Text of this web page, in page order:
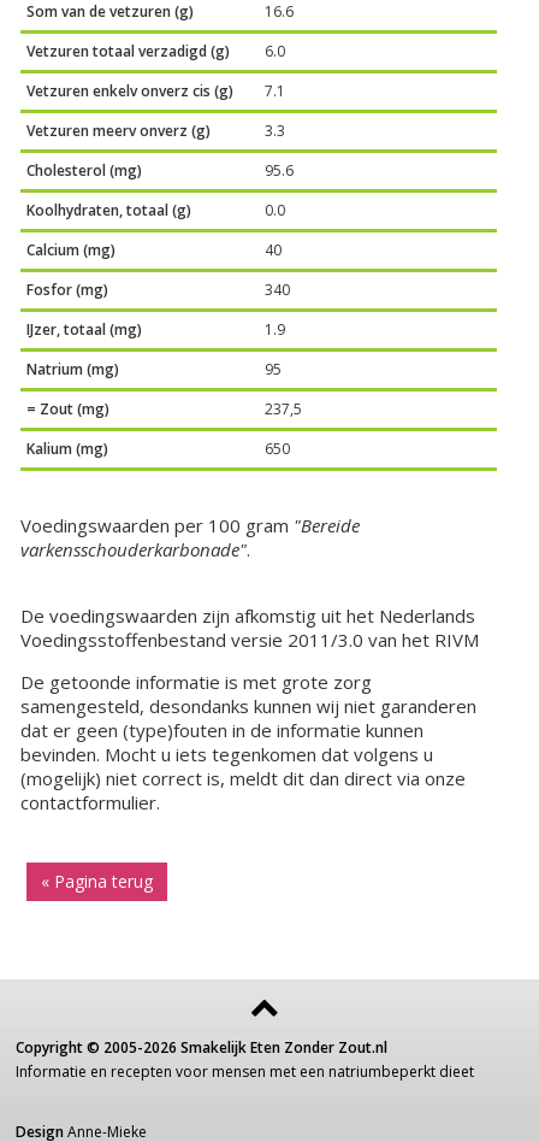
Som van de vetzuren (g)
16.6
Vetzuren totaal verzadigd (g)
6.0
Vetzuren enkelv onverz cis (g)
7.1
Vetzuren meerv onverz (g)
3.3
Cholesterol (mg)
95.6
Koolhydraten, totaal (g)
0.0
Calcium (mg)
40
Fosfor (mg)
340
IJzer, totaal (mg)
1.9
Natrium (mg)
95
= Zout (mg)
237,5
Kalium (mg)
650
Voedingswaarden per 100 gram "Bereide
varkensschouderkarbonade".
De voedingswaarden zijn afkomstig uit het Nederlands
Voedingsstoffenbestand versie 2011/3.0 van het RIVM
De getoonde informatie is met grote zorg
samengesteld, desondanks kunnen wij niet garanderen
dat er geen (type)fouten in de informatie kunnen
bevinden. Mocht u iets tegenkomen dat volgens u
(mogelijk) niet correct is, meldt dit dan direct via onze
contactformulier.
« Pagina terug
Copyright © 2005-2026 Smakelijk Eten Zonder Zout.nl
Informatie en recepten voor mensen met een natriumbeperkt dieet
Design Anne-Mieke